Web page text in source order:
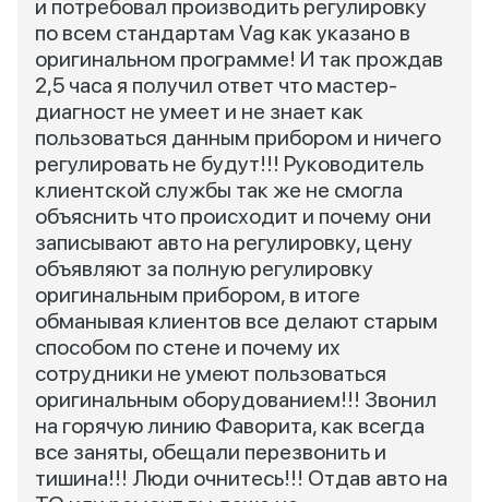
и потребовал производить регулировку
по всем стандартам Vag как указано в
оригинальном программе! И так прождав
2,5 часа я получил ответ что мастер-
диагност не умеет и не знает как
пользоваться данным прибором и ничего
регулировать не будут!!! Руководитель
клиентской службы так же не смогла
объяснить что происходит и почему они
записывают авто на регулировку, цену
объявляют за полную регулировку
оригинальным прибором, в итоге
обманывая клиентов все делают старым
способом по стене и почему их
сотрудники не умеют пользоваться
оригинальным оборудованием!!! Звонил
на горячую линию Фаворита, как всегда
все заняты, обещали перезвонить и
тишина!!! Люди очнитесь!!! Отдав авто на